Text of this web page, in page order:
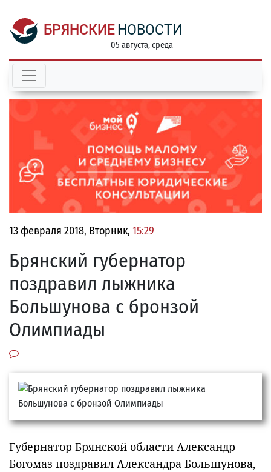
БРЯНСКИЕ НОВОСТИ
05 августа, среда
13 февраля 2018, Вторник, 15:29
Брянский губернатор
поздравил лыжника
Большунова с бронзой
Олимпиады
Губернатор Брянской области Александр
Богомаз поздравил Александра Большунова,